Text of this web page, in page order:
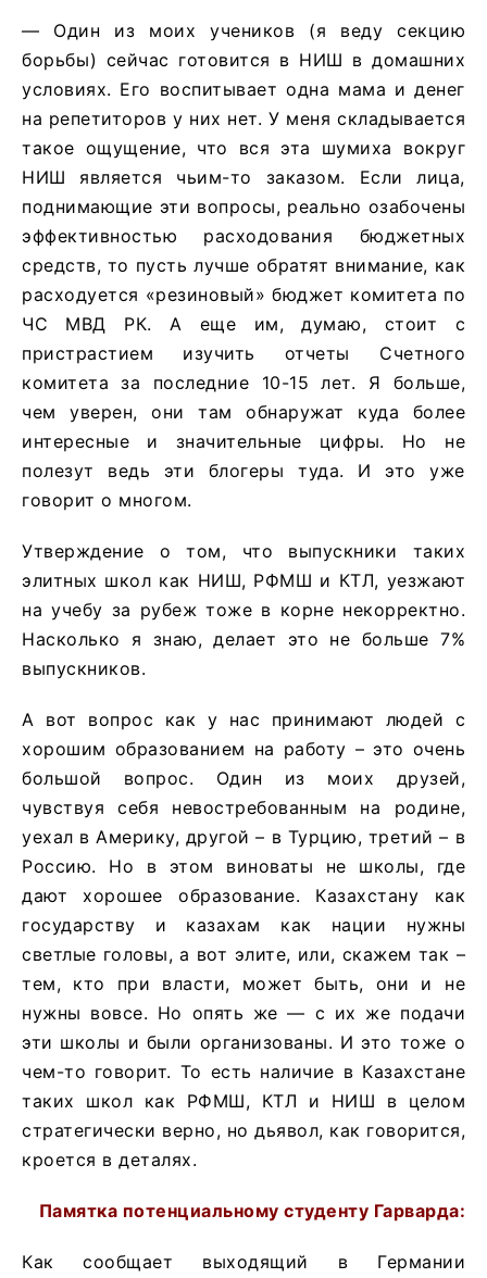
— Один из моих учеников (я веду секцию
борьбы) сейчас готовится в НИШ в домашних
условиях. Его воспитывает одна мама и денег
на репетиторов у них нет. У меня складывается
такое ощущение, что вся эта шумиха вокруг
НИШ является чьим-то заказом. Если лица,
поднимающие эти вопросы, реально озабочены
эффективностью расходования бюджетных
средств, то пусть лучше обратят внимание, как
расходуется «резиновый» бюджет комитета по
ЧС МВД РК. А еще им, думаю, стоит с
пристрастием изучить отчеты Счетного
комитета за последние 10-15 лет. Я больше,
чем уверен, они там обнаружат куда более
интересные и значительные цифры. Но не
полезут ведь эти блогеры туда. И это уже
говорит о многом.
Утверждение о том, что выпускники таких
элитных школ как НИШ, РФМШ и КТЛ, уезжают
на учебу за рубеж тоже в корне некорректно.
Насколько я знаю, делает это не больше 7%
выпускников.
А вот вопрос как у нас принимают людей с
хорошим образованием на работу – это очень
большой вопрос. Один из моих друзей,
чувствуя себя невостребованным на родине,
уехал в Америку, другой – в Турцию, третий – в
Россию. Но в этом виноваты не школы, где
дают хорошее образование. Казахстану как
государству и казахам как нации нужны
светлые головы, а вот элите, или, скажем так –
тем, кто при власти, может быть, они и не
нужны вовсе. Но опять же — с их же подачи
эти школы и были организованы. И это тоже о
чем-то говорит. То есть наличие в Казахстане
таких школ как РФМШ, КТЛ и НИШ в целом
стратегически верно, но дьявол, как говорится,
кроется в деталях.
Памятка потенциальному студенту Гарварда:
Как сообщает выходящий в Германии